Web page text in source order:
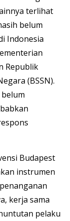
terlihat
belum
Indonesia
Republik
(BSSN).
Budapest
instrumen
kerja sama
pelaku